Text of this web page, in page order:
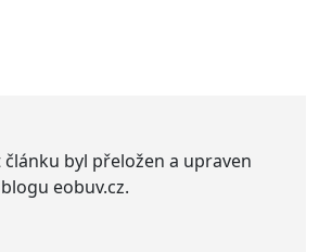
byl přeložen a upraven
eobuv.cz.